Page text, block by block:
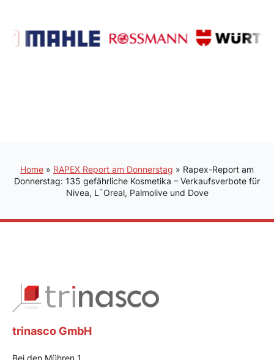
Home » RAPEX Report am Donnerstag » Rapex-Report am
Donnerstag: 135 gefährliche Kosmetika – Verkaufsverbote für
Nivea, L`Oreal, Palmolive und Dove
trinasco GmbH
Bei den Mühren 1